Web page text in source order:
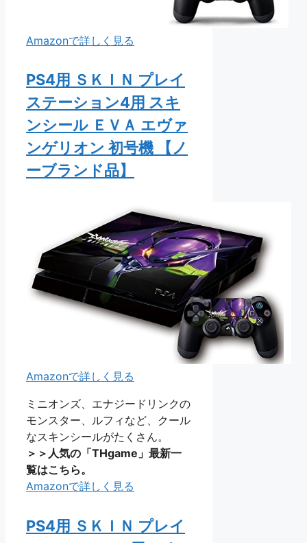
Amazonで詳しく見る
PS4用 ＳＫＩＮ プレイ
ステーション4用 スキ
ンシール ＥＶＡ エヴァ
ンゲリオン 初号機 【ノ
ーブランド品】
Amazonで詳しく見る
ミニオンズ、エナジードリンクの
モンスター、ルフィなど、クール
なスキンシールがたくさん。
＞＞人気の「THgame」最新一
覧はこちら。
Amazonで詳しく見る
PS4用 ＳＫＩＮ プレイ